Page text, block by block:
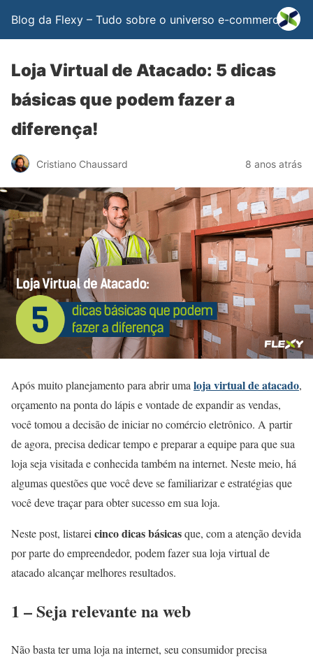
Blog da Flexy – Tudo sobre o universo e-commerce
Loja Virtual de Atacado: 5 dicas
básicas que podem fazer a
diferença!
Cristiano Chaussard 8 anos atrás
Após muito planejamento para abrir uma loja virtual de atacado,
orçamento na ponta do lápis e vontade de expandir as vendas,
você tomou a decisão de iniciar no comércio eletrônico. A partir
de agora, precisa dedicar tempo e preparar a equipe para que sua
loja seja visitada e conhecida também na internet. Neste meio, há
algumas questões que você deve se familiarizar e estratégias que
você deve traçar para obter sucesso em sua loja.
Neste post, listarei cinco dicas básicasque, com a atenção devida
por parte do empreendedor, podem fazer sua loja virtual de
atacado alcançar melhores resultados.
1 – Seja relevante na web
Não basta ter uma loja na internet, seu consumidor precisa